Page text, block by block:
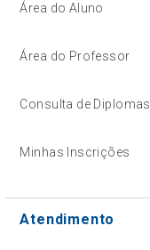
Área do Aluno
Área do Professor
Consulta de Diplomas
Minhas Inscrições
Atendimento